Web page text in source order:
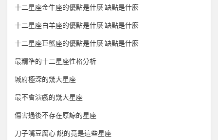
十二星座金牛座的優點是什麼 缺點是什麼
十二星座白羊座的優點是什麼 缺點是什麼
十二星座巨蟹座的優點是什麼 缺點是什麼
最精準的十二星座性格分析
城府極深的幾大星座
最不會演戲的幾大星座
傷害過後不存在原諒的星座
刀子嘴豆腐心 說的竟是這些星座